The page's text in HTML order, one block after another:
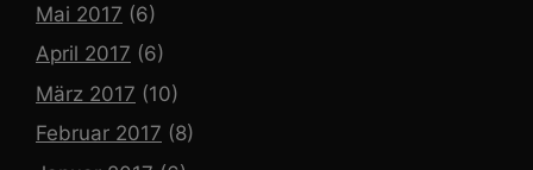
Mai 2017 (6)
April 2017 (6)
März 2017 (10)
Februar 2017 (8)